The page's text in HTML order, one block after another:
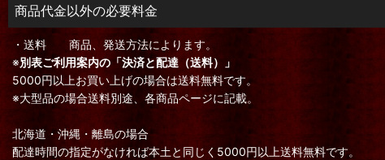
商品代金以外の必要料金
・送料 商品、発送方法によります。
※別表ご利用案内の「決済と配達（送料）」
5000円以上お買い上げの場合は送料無料です。
※大型品の場合送料別途、各商品ページに記載。
北海道・沖縄・離島の場合
配達時間の指定がなければ本土と同じく5000円以上送料無料です。